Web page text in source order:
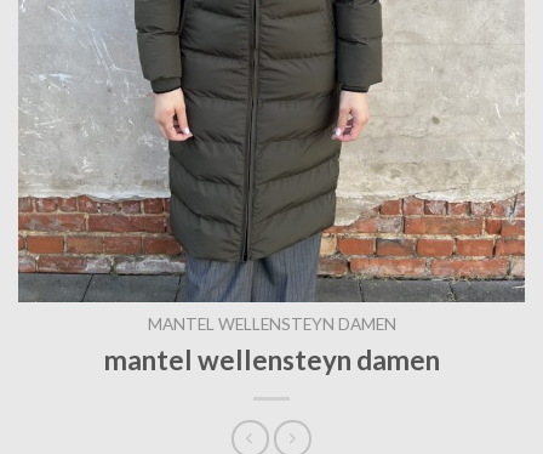
MANTEL WELLENSTEYN DAMEN
mantel wellensteyn damen